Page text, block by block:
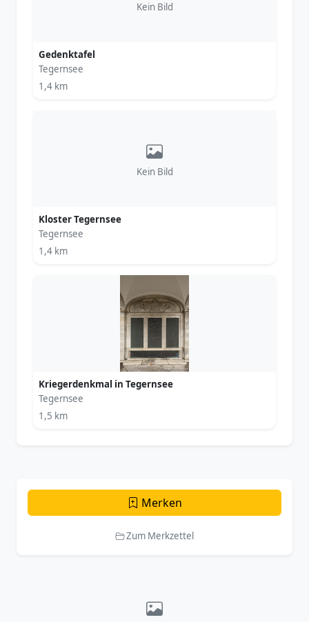
Kein Bild
Gedenktafel
Tegernsee
1,4 km
Kein Bild
Kloster Tegernsee
Tegernsee
1,4 km
Kriegerdenkmal in Tegernsee
Tegernsee
1,5 km
Merken
Zum Merkzettel